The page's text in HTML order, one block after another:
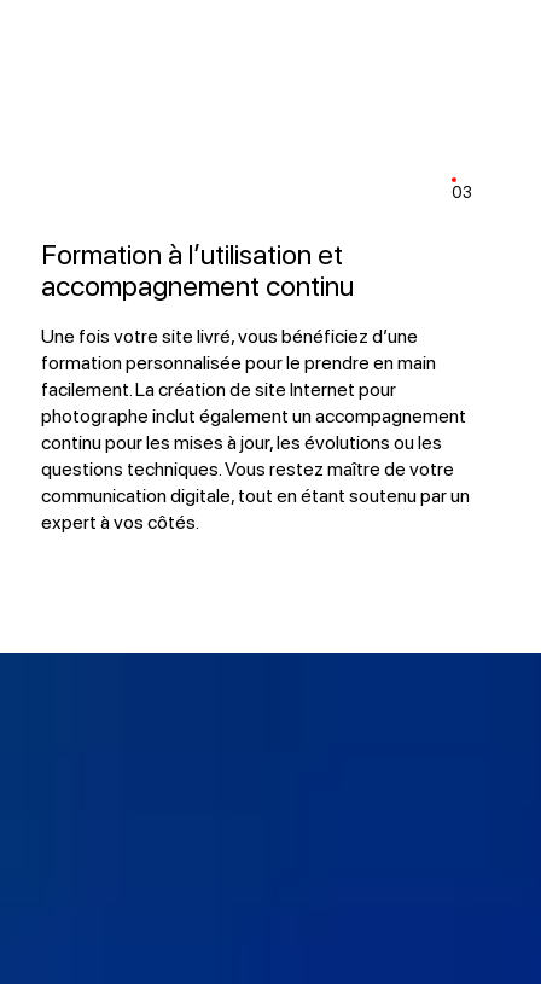
03
Formation à l’utilisation et
accompagnement continu
Une fois votre site livré, vous bénéficiez d’une
formation personnalisée pour le prendre en main
facilement. La création de site Internet pour
photographe inclut également un accompagnement
continu pour les mises à jour, les évolutions ou les
questions techniques. Vous restez maître de votre
communication digitale, tout en étant soutenu par un
expert à vos côtés.